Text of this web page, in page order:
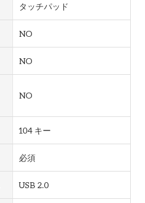
タッチパッド
NO
NO
NO
104 キー
必須
USB 2.0